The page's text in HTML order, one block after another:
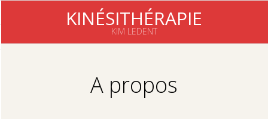
to
content
KINÉSITHÉRAPIE
KIM LEDENT
Primary
A propos